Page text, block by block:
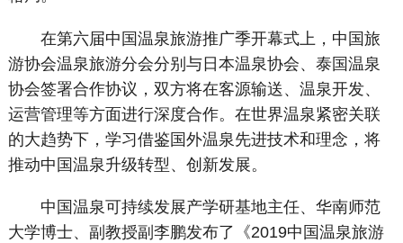
在第六届中国温泉旅游推广季开幕式上，中国旅
游协会温泉旅游分会分别与日本温泉协会、泰国温泉
协会签署合作协议，双方将在客源输送、温泉开发、
运营管理等方面进行深度合作。在世界温泉紧密关联
的大趋势下，学习借鉴国外温泉先进技术和理念，将
推动中国温泉升级转型、创新发展。
中国温泉可持续发展产学研基地主任、华南师范
大学博士、副教授副李鹏发布了《2019中国温泉旅游